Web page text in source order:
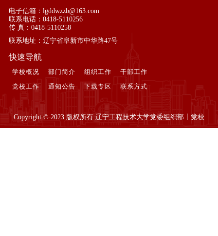
电子信箱：lgddwzzb@163.com
联系电话：0418-5110256
传 真：0418-5110258
联系地址：辽宁省阜新市中华路47号
快速导航
学校概况 部门简介 组织工作
干部工作
党校工作
通知公告 下载专区 联系方式
Copyright © 2023 版权所有 辽宁工程技术大学党委组织部丨党校